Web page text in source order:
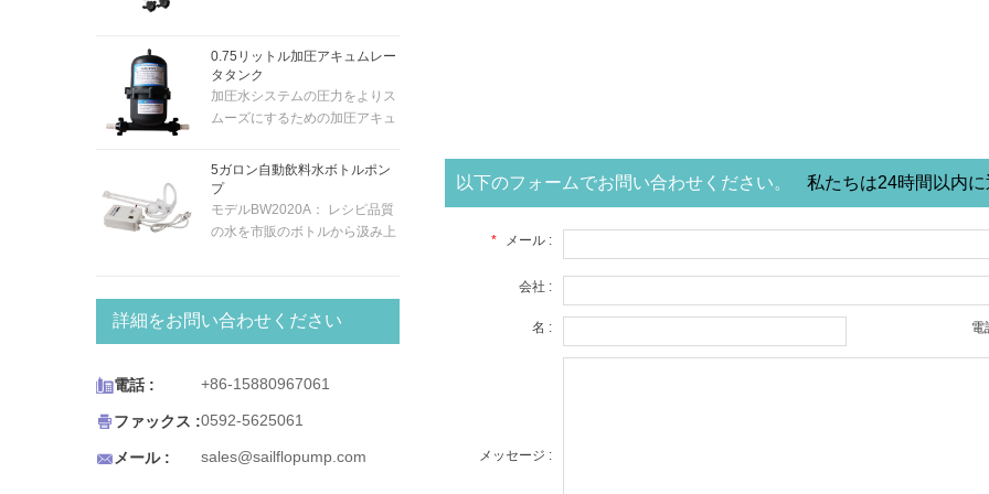
以下のフォームでお問い合わせください。 私たちは24時間以内に
* メール :
会社 :
名 : 電
メッセージ :
どこにでも取り付けることがで
きます...給水から最大1.5m上に
あります。5メートルのヘッド
で毎分最大4.3リットルを供給
ます。
ム膜付き。スナップインポート
の耐久性のあるフィッティング
により、新旧のシステムに簡単
に取り付けられます。
0.75リットル加圧アキュムレー
タタンク
加圧水システムの圧力をよりス
ムーズにするための加圧アキュ
ールのシステムに適していま
す。内部ゴム膜付き。スナップ
インポートの耐久性のあるフィ
ッティングを備えた新旧のシス
5ガロン自動飲料水ボトルポン
プ
モデルBW2020A： レシピ品質
の水を市販のボトルから汲み上
す。BWシリーズのボトル入り
飲料水システムは、コーヒー/
ティーメーカー、冷蔵庫の氷と
ソカート、ポータブルシンク、
とするあらゆる用途で機能する
ように設計されています。 BW
詳細をお問い合わせください
電話 : +86-15880967061
ファックス :0592-5625061
 メール : sales@sailflopump.com